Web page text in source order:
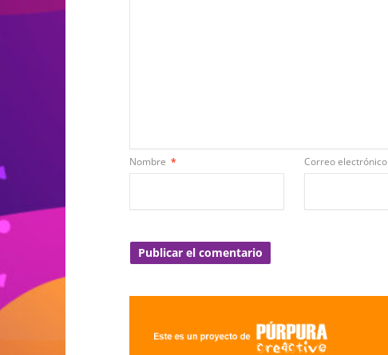
Nombre * Correo electrónico